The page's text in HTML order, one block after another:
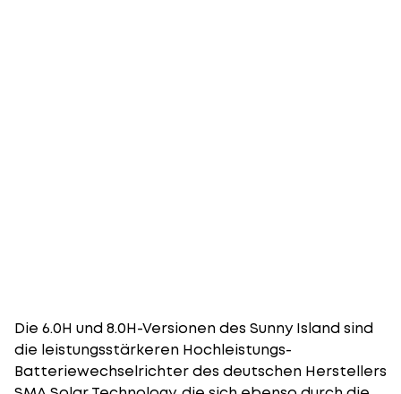
Die 6.0H und 8.0H-Versionen des Sunny Island sind
die leistungsstärkeren Hochleistungs-
Batteriewechselrichter des deutschen Herstellers